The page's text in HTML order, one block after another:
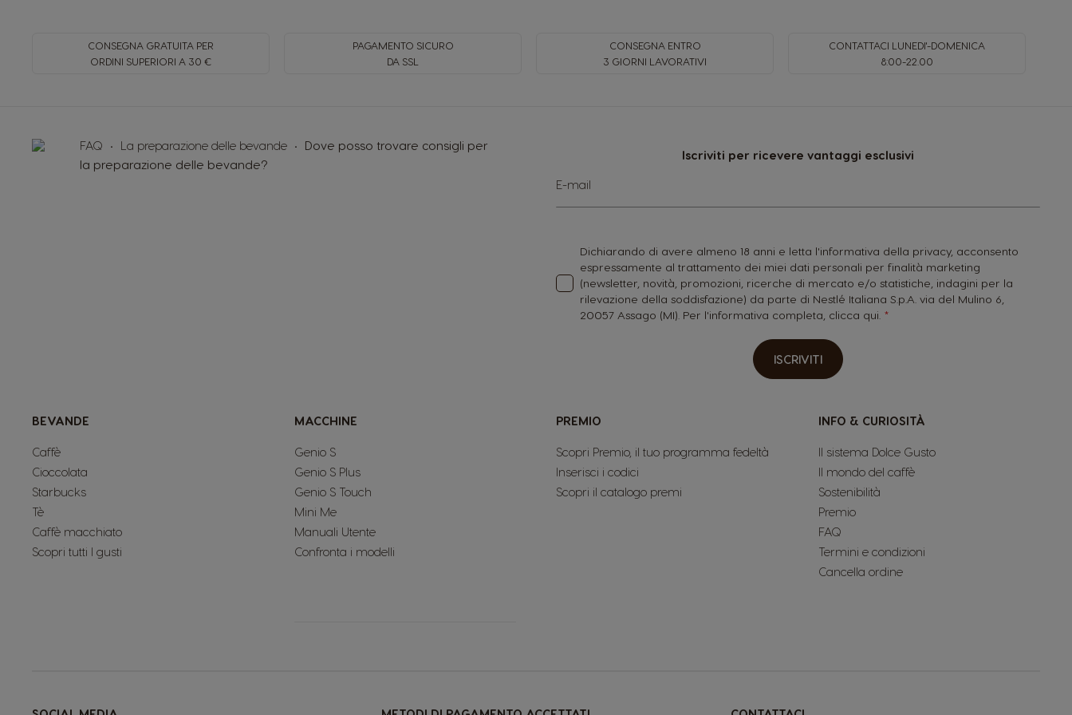
CONSEGNA GRATUITA PER
ORDINI SUPERIORI A 30 €
PAGAMENTO SICURO
DA SSL
CONSEGNA ENTRO
3 GIORNI LAVORATIVI
CONTATTACI LUNEDI'-DOMENICA
8:00-22.00
FAQ La preparazione delle bevande
Dove posso trovare consigli per
la preparazione delle bevande?
Iscriviti per ricevere vantaggi esclusivi
Iscriviti
alla
nostra
E-mail
Dichiarando di avere almeno 18 anni e letta l'informativa della privacy, acconsento
espressamente al trattamento dei miei dati personali per finalità marketing
(newsletter, novità, promozioni, ricerche di mercato e/o statistiche, indagini per la
rilevazione della soddisfazione) da parte di Nestlé Italiana S.p.A. via del Mulino 6,
20057 Assago (MI). Per l'informativa completa, clicca qui.
ISCRIVITI
BEVANDE
Caffè
Cioccolata
Starbucks
Tè
Caffè macchiato
Scopri tutti I gusti
MACCHINE
Genio S
Genio S Plus
Genio S Touch
Mini Me
Manuali Utente
Confronta i modelli
PREMIO
Scopri Premio, il tuo programma fedeltà
Inserisci i codici
Scopri il catalogo premi
INFO & CURIOSITÀ
Il sistema Dolce Gusto
Il mondo del caffè
Sostenibilità
Premio
FAQ
Termini e condizioni
Cancella ordine